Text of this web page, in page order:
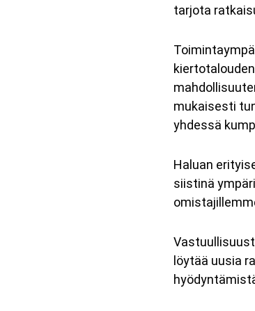
tarjota
mukaisesti
yhdessä
Haluan
siistinä
löytää uusia